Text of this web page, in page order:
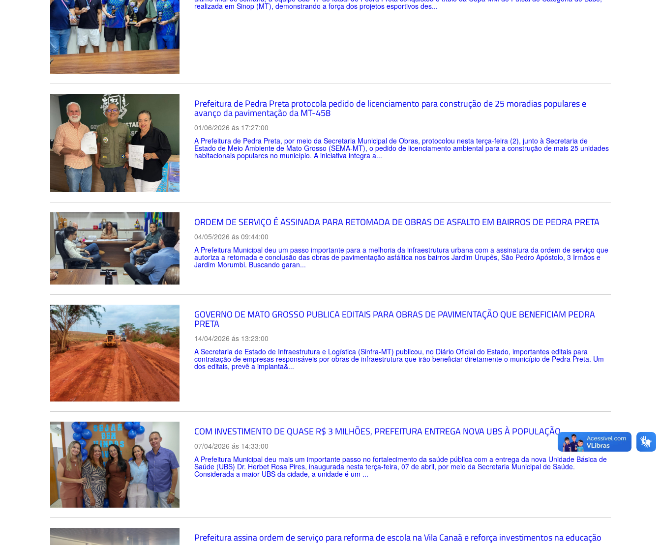
realizada em Sinop (MT), demonstrando a força dos projetos esportivos des...
Prefeitura de Pedra Preta protocola pedido de licenciamento para construção de 25 moradias populares e
avanço da pavimentação da MT-458
01/06/2026 ás 17:27:00
A Prefeitura de Pedra Preta, por meio da Secretaria Municipal de Obras, protocolou nesta terça-feira (2), junto à Secretaria de
Estado de Meio Ambiente de Mato Grosso (SEMA-MT), o pedido de licenciamento ambiental para a construção de mais 25 unidades
habitacionais populares no município. A iniciativa integra a...
ORDEM DE SERVIÇO É ASSINADA PARA RETOMADA DE OBRAS DE ASFALTO EM BAIRROS DE PEDRA PRETA
04/05/2026 ás 09:44:00
A Prefeitura Municipal deu um passo importante para a melhoria da infraestrutura urbana com a assinatura da ordem de serviço que
autoriza a retomada e conclusão das obras de pavimentação asfáltica nos bairros Jardim Urupês, São Pedro Apóstolo, 3 Irmãos e
Jardim Morumbi. Buscando garan...
GOVERNO DE MATO GROSSO PUBLICA EDITAIS PARA OBRAS DE PAVIMENTAÇÃO QUE BENEFICIAM PEDRA
PRETA
14/04/2026 ás 13:23:00
A Secretaria de Estado de Infraestrutura e Logística (Sinfra-MT) publicou, no Diário Oficial do Estado, importantes editais para
contratação de empresas responsáveis por obras de infraestrutura que irão beneficiar diretamente o município de Pedra Preta. Um
dos editais, prevê a implanta&...
COM INVESTIMENTO DE QUASE R$ 3 MILHÕES, PREFEITURA ENTREGA NOVA UBS À POPULAÇÃO
07/04/2026 ás 14:33:00
A Prefeitura Municipal deu mais um importante passo no fortalecimento da saúde pública com a entrega da nova Unidade Básica de
Saúde (UBS) Dr. Herbet Rosa Pires, inaugurada nesta terça-feira, 07 de abril, por meio da Secretaria Municipal de Saúde.
Considerada a maior UBS da cidade, a unidade é um ...
Prefeitura assina ordem de serviço para reforma de escola na Vila Canaã e reforça investimentos na educação